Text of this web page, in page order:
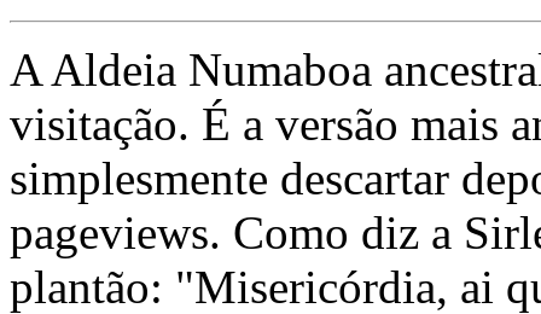
A Aldeia Numaboa
visitação. É a versão mais
simplesmente descartar
pageviews. Como diz a
plantão: "Misericórdia, ai